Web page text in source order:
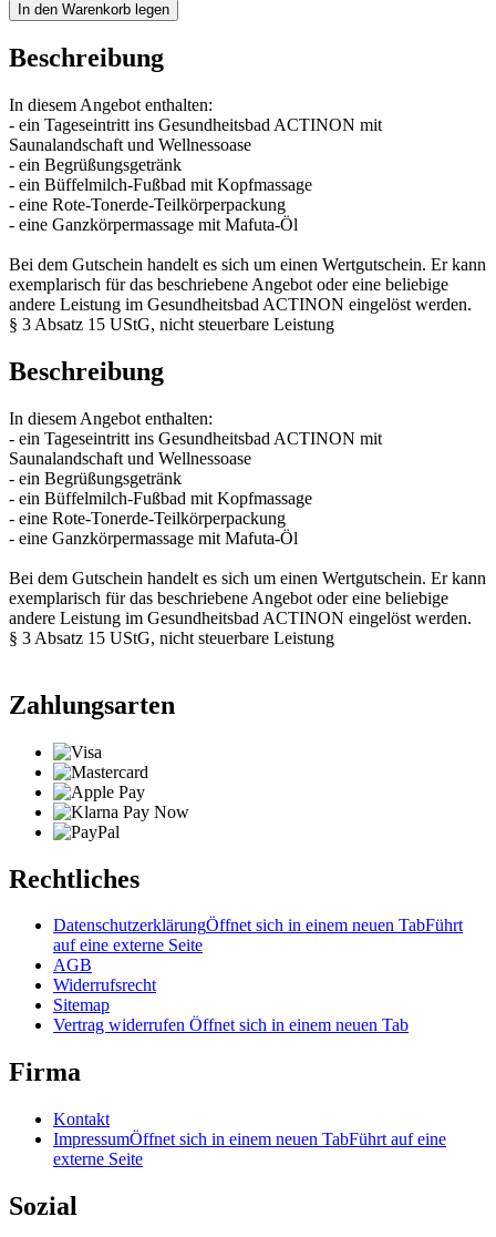
In den Warenkorb legen
Beschreibung
In diesem Angebot enthalten:
- ein Tageseintritt ins Gesundheitsbad ACTINON mit
Saunalandschaft und Wellnessoase
- ein Begrüßungsgetränk
- ein Büffelmilch-Fußbad mit Kopfmassage
- eine Rote-Tonerde-Teilkörperpackung
- eine Ganzkörpermassage mit Mafuta-Öl
Bei dem Gutschein handelt es sich um einen Wertgutschein. Er kann
exemplarisch für das beschriebene Angebot oder eine beliebige
andere Leistung im Gesundheitsbad ACTINON eingelöst werden.
§ 3 Absatz 15 UStG, nicht steuerbare Leistung
Beschreibung
In diesem Angebot enthalten:
- ein Tageseintritt ins Gesundheitsbad ACTINON mit
Saunalandschaft und Wellnessoase
- ein Begrüßungsgetränk
- ein Büffelmilch-Fußbad mit Kopfmassage
- eine Rote-Tonerde-Teilkörperpackung
- eine Ganzkörpermassage mit Mafuta-Öl
Bei dem Gutschein handelt es sich um einen Wertgutschein. Er kann
exemplarisch für das beschriebene Angebot oder eine beliebige
andere Leistung im Gesundheitsbad ACTINON eingelöst werden.
§ 3 Absatz 15 UStG, nicht steuerbare Leistung
Zahlungsarten
Rechtliches
DatenschutzerklärungÖffnet sich in einem neuen TabFührt
auf eine externe Seite
AGB
Widerrufsrecht
Sitemap
Vertrag widerrufen Öffnet sich in einem neuen Tab
Firma
Kontakt
ImpressumÖffnet sich in einem neuen TabFührt auf eine
externe Seite
Sozial